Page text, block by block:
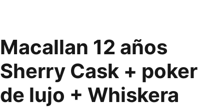
Macallan 12 años
Sherry Cask + poker
de lujo + Whiskera